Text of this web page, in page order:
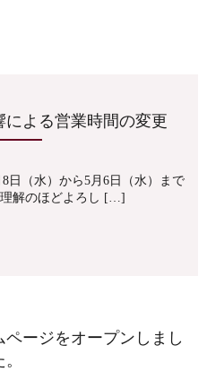
による営業時間の変更
日（水）から5月6日（水）まで
解のほどよろし […]
ページをオープンしまし